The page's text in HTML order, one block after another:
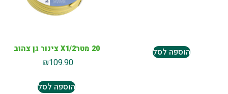
הוספה לסל 20 מטרX1/2 צינור גן צהוב
₪109.90
הוספה לסל